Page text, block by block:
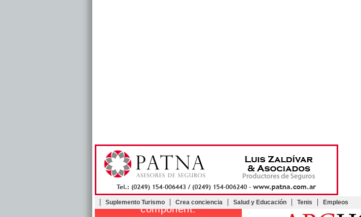
Suplemento Turismo Crea conciencia Salud y Educación Tenis Empleos